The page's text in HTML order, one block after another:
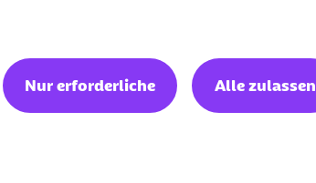
Nur erforderliche Alle zulassen